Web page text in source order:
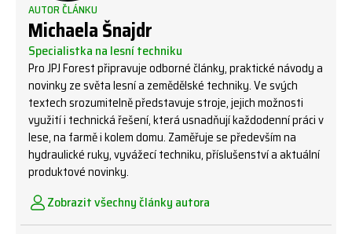
AUTOR ČLÁNKU
Michaela Šnajdr
Specialistka na lesní techniku
Pro JPJ Forest připravuje odborné články, praktické návody a
novinky ze světa lesní a zemědělské techniky. Ve svých
textech srozumitelně představuje stroje, jejich možnosti
využití i technická řešení, která usnadňují každodenní práci v
lese, na farmě i kolem domu. Zaměřuje se především na
hydraulické ruky, vyvážecí techniku, příslušenství a aktuální
produktové novinky.
Zobrazit všechny články autora